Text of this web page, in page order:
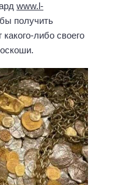
www.l-
получить
либо своего